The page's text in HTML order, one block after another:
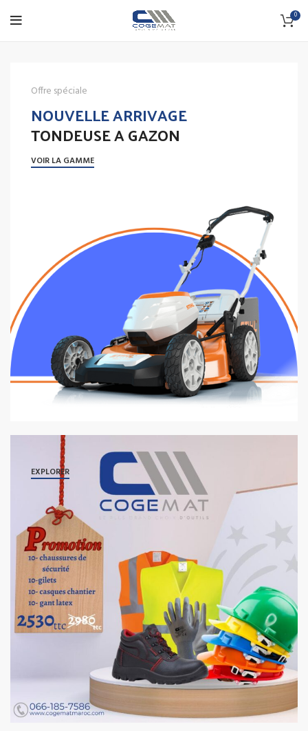
0
Offre spéciale
NOUVELLE ARRIVAGE
TONDEUSE A GAZON
VOIR LA GAMME
EXPLORER